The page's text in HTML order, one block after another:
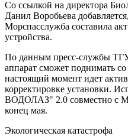
Со ссылкой на директора
Данил Воробьева
Морспасслужба составила
устройства.
По данным пресс-службы
аппарат сможет поднимать
настоящий момент идет
корректировке установки.
ВОДОЛАЗ" 2.0 совместно с
конец мая.
Экологическая катастрофа